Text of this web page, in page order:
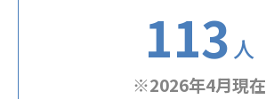
113 人
※2026年4月現在